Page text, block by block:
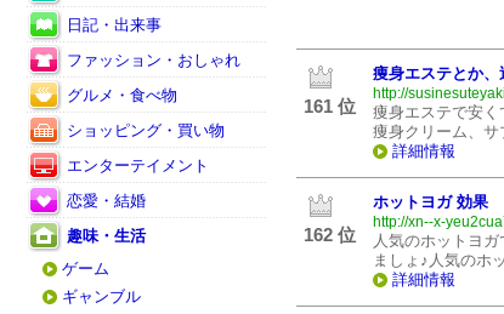
日記・出来事
ファッション・おしゃれ
グルメ・食べ物
ショッピング・買い物
エンターテイメント
恋愛・結婚
趣味・生活
ゲーム
ギャンブル
161 位
痩身エステとか、
http://
痩身エステで安く
痩身クリーム、サ
詳細情報
162 位
ホットヨガ 効果
http://xn--x-
人気のホットヨ
ましょ♪人気のホ
詳細情報